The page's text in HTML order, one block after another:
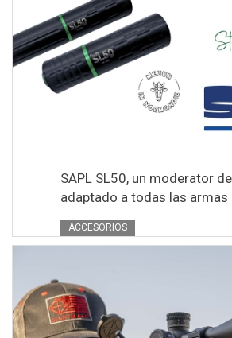
SAPL SL50, un moderator
adaptado a todas las armas
ACCESORIOS